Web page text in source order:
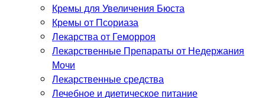
Кремы для Увеличения Бюста
Кремы от Псориаза
Лекарства от Геморроя
Лекарственные Препараты от Недержания
Мочи
Лекарственные средства
Лечебное и диетическое питание